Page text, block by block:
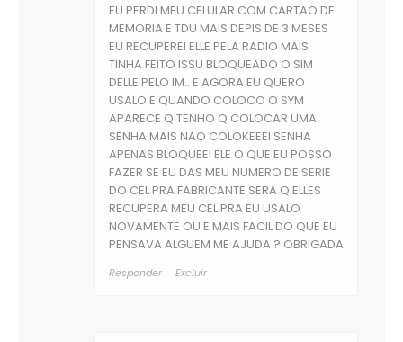
EU PERDI MEU CELULAR COM CARTAO DE
MEMORIA E TDU MAIS DEPIS DE 3 MESES
EU RECUPEREI ELLE PELA RADIO MAIS
TINHA FEITO ISSU BLOQUEADO O SIM
DELLE PELO IM.. E AGORA EU QUERO
USALO E QUANDO COLOCO O SYM
APARECE Q TENHO Q COLOCAR UMA
SENHA MAIS NAO COLOKEEEI SENHA
APENAS BLOQUEEI ELE O QUE EU POSSO
FAZER SE EU DAS MEU NUMERO DE SERIE
DO CEL PRA FABRICANTE SERA Q ELLES
RECUPERA MEU CEL PRA EU USALO
NOVAMENTE OU E MAIS FACIL DO QUE EU
PENSAVA ALGUEM ME AJUDA ? OBRIGADA
Responder Excluir